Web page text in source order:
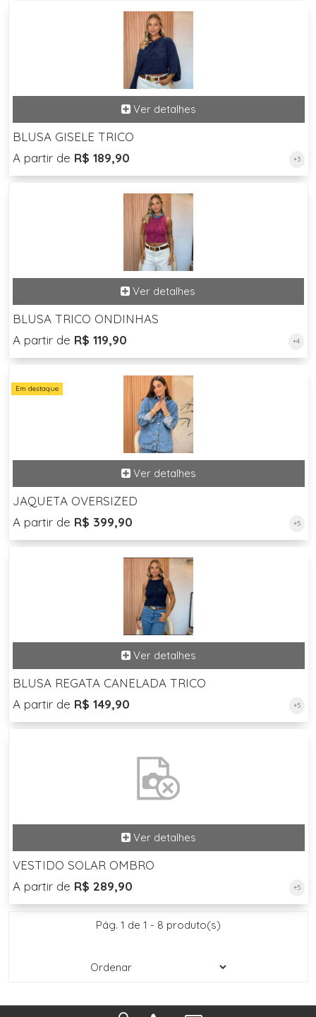
BLUSA GISELE TRICO
A partir de R$ 189,90 +3
BLUSA TRICO ONDINHAS
A partir de R$ 119,90 +4
Em destaque
JAQUETA OVERSIZED
A partir de R$ 399,90 +5
BLUSA REGATA CANELADA TRICO
A partir de R$ 149,90 +5
VESTIDO SOLAR OMBRO
A partir de R$ 289,90 +5
Pág. 1 de 1 - 8 produto(s)